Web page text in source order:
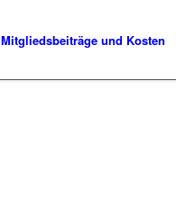
Mitgliedsbeiträge und Kosten